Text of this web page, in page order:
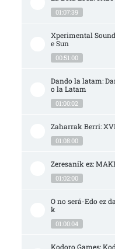
01:07:39
Xperimental Sound
e Sun
00:51:00
Dando la latam:
o la Latam
01:00:02
Zaharrak Berri:
01:08:00
Zeresanik ez:
01:02:00
O no será-Edo ez
k
01:00:04
Kodoro Games: